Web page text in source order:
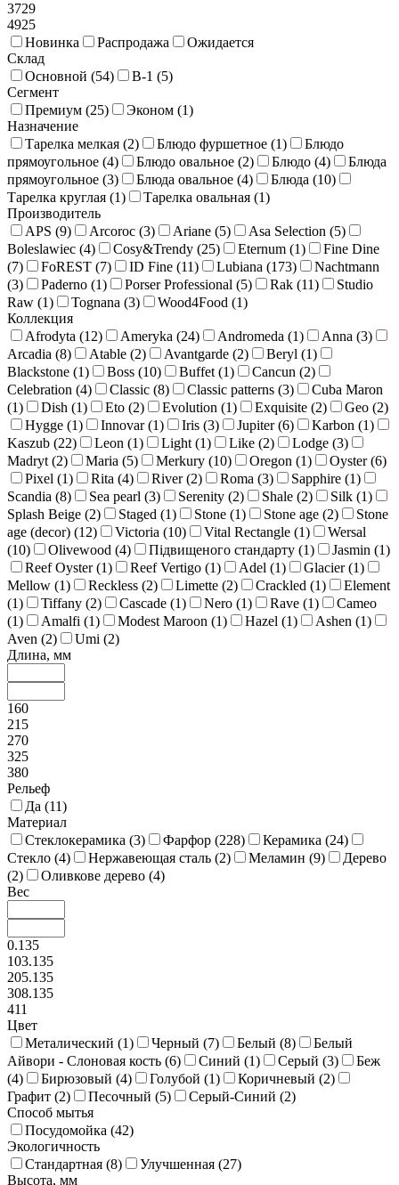
3729
4925
Новинка
Распродажа
Ожидается
Склад
Основной (54) В-1 (5)
Сегмент
Премиум (25) Эконом (1)
Назначение
Тарелка мелкая (2) Блюдо фуршетное (1)
Блюдо
прямоугольное (4) Блюдо овальное (2) Блюдо (4)
Блюда
прямоугольное (3) Блюда овальное (4) Блюда (10)
Тарелка круглая (1) Тарелка овальная (1)
Производитель
APS (9) Arcoroc (3) Ariane (5) Asa Selection (5)
Boleslawiec (4) Cosy&Trendy (25) Eternum (1)
Fine Dine
(7) FoREST (7) ID Fine (11) Lubiana (173)
Nachtmann
(3) Paderno (1) Porser Professional (5) Rak (11)
Studio
Raw (1) Tognana (3) Wood4Food (1)
Коллекция
Afrodyta (12) Ameryka (24) Andromeda (1) Anna (3)
Arcadia (8) Atable (2) Avantgarde (2) Beryl (1)
Blackstone (1) Boss (10) Buffet (1) Cancun (2)
Celebration (4) Classic (8) Classic patterns (3)
Cuba Maron
(1) Dish (1) Eto (2) Evolution (1) Exquisite (2) Geo (2)
Hygge (1) Innovar (1) Iris (3) Jupiter (6) Karbon (1)
Kaszub (22) Leon (1) Light (1) Like (2) Lodge (3)
Madryt (2) Maria (5) Merkury (10) Oregon (1) Oyster (6)
Pixel (1) Rita (4) River (2) Roma (3) Sapphire (1)
Scandia (8) Sea pearl (3) Serenity (2) Shale (2) Silk (1)
Splash Beige (2) Staged (1) Stone (1) Stone age (2)
Stone
age (decor) (12) Victoria (10) Vital Rectangle (1)
Wersal
(10) Olivewood (4) Підвищеного стандарту (1) Jasmin (1)
Reef Oyster (1) Reef Vertigo (1) Adel (1) Glacier (1)
Mellow (1) Reckless (2) Limette (2) Crackled (1)
Element
(1) Tiffany (2) Cascade (1) Nero (1) Rave (1)
Cameo
(1) Amalfi (1) Modest Maroon (1) Hazel (1) Ashen (1)
Aven (2) Umi (2)
Длина, мм
160
215
270
325
380
Рельеф
Да (11)
Материал
Стеклокерамика (3) Фарфор (228) Керамика (24)
Стекло (4) Нержавеющая сталь (2) Меламин (9)
Дерево
(2) Оливкове дерево (4)
Вес
0.135
103.135
205.135
308.135
411
Цвет
Металический (1) Черный (7) Белый (8)
Белый
Айвори - Слоновая кость (6) Синий (1) Серый (3)
Беж
(4) Бирюзовый (4) Голубой (1) Коричневый (2)
Графит (2) Песочный (5) Серый-Синий (2)
Способ мытья
Посудомойка (42)
Экологичность
Стандартная (8) Улучшенная (27)
Высота, мм